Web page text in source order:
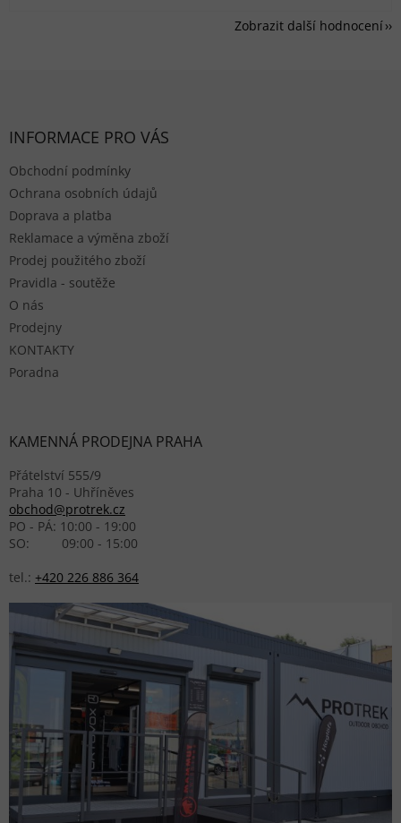
Zobrazit další hodnocení
INFORMACE PRO VÁS
Obchodní podmínky
Ochrana osobních údajů
Doprava a platba
Reklamace a výměna zboží
Prodej použitého zboží
Pravidla - soutěže
O nás
Prodejny
KONTAKTY
Poradna
KAMENNÁ PRODEJNA PRAHA
Přátelství 555/9
Praha 10 - Uhříněves
obchod@protrek.cz
PO - PÁ: 10:00 - 19:00
SO: 09:00 - 15:00
tel.: +420 226 886 364